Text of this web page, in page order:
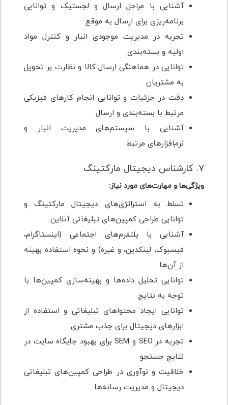
آشنایی با مراحل ارسال و لجستیک و توانایی
برنامه‌ریزی برای ارسال به موقع
تجربه در مدیریت موجودی انبار و کنترل مواد
اولیه و بسته‌بندی
توانایی در هماهنگی ارسال کالا و نظارت بر تحویل
به مشتریان
دقت در جزئیات و توانایی انجام کارهای فیزیکی
مرتبط با بسته‌بندی و ارسال
آشنایی با سیستم‌های مدیریت انبار و
نرم‌افزارهای مرتبط
۷. کارشناس دیجیتال مارکتینگ
ویژگی‌ها و مهارت‌های مورد نیاز:
تسلط به استراتژی‌های دیجیتال مارکتینگ و
توانایی طراحی کمپین‌های تبلیغاتی آنلاین
آشنایی با پلتفرم‌های اجتماعی (اینستاگرام،
فیسبوک، لینکدین، و غیره) و نحوه استفاده بهینه
از آن‌ها
توانایی تحلیل داده‌ها و بهینه‌سازی کمپین‌ها با
توجه به نتایج
توانایی ایجاد محتواهای تبلیغاتی و استفاده از
ابزارهای دیجیتال برای جذب مشتری
تجربه در SEO و SEM برای بهبود جایگاه سایت در
نتایج جستجو
خلاقیت و نوآوری در طراحی کمپین‌های تبلیغاتی
دیجیتال و مدیریت رسانه‌ها